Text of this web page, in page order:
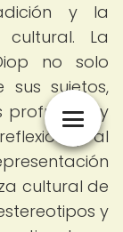
y la
La
no solo
sujetos,
profundas y
y al
cultural de
y